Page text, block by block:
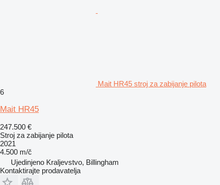
Mait HR45 stroj za zabijanje pilota
6
Mait HR45
247.500 €
Stroj za zabijanje pilota
2021
4.500 m/č
Ujedinjeno Kraljevstvo, Billingham
Kontaktirajte prodavatelja